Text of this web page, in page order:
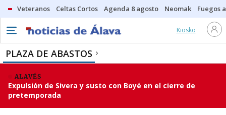
Veteranos Celtas Cortos Agenda 8 agosto Neomak Fuegos
Kiosko
PLAZA DE ABASTOS
ALAVÉS
Expulsión de Sivera y susto con Boyé en el cierre de
pretemporada